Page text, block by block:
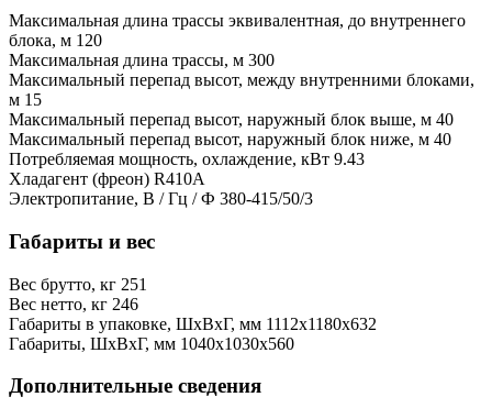
Максимальная длина трассы эквивалентная, до внутреннего
блока, м 120
Максимальная длина трассы, м 300
Максимальный перепад высот, между внутренними блоками,
м 15
Максимальный перепад высот, наружный блок выше, м 40
Максимальный перепад высот, наружный блок ниже, м 40
Потребляемая мощность, охлаждение, кВт 9.43
Хладагент (фреон) R410A
Электропитание, В / Гц / Ф 380-415/50/3
Габариты и вес
Вес брутто, кг 251
Вес нетто, кг 246
Габариты в упаковке, ШxВxГ, мм 1112x1180x632
Габариты, ШxВxГ, мм 1040x1030x560
Дополнительные сведения